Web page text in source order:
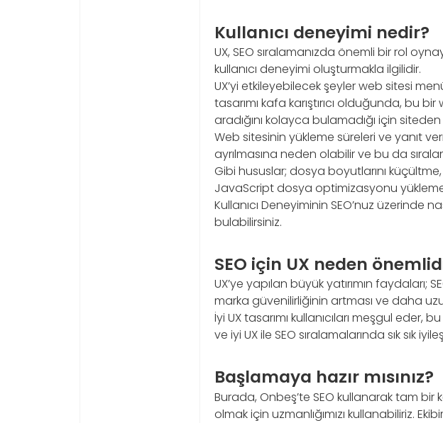
Kullanıcı deneyimi nedir?
UX, SEO sıralamanızda önemli bir rol
kullanıcı deneyimi oluşturmakla ilgilidir.
UX’yi etkileyebilecek şeyler web sitesi
tasarımı kafa karıştırıcı olduğunda, bu
aradığını kolayca bulamadığı için
Web sitesinin yükleme süreleri ve yanıt
ayrılmasına neden olabilir ve bu da
Gibi hususlar; dosya boyutlarını
JavaScript dosya optimizasyonu yükleme
Kullanıcı Deneyiminin SEO’nuz üzerinde
bulabilirsiniz.
SEO için UX neden
UX’ye yapılan büyük yatırımın faydaları;
marka güvenilirliğinin artması ve daha
İyi UX tasarımı kullanıcıları meşgul eder,
ve iyi UX ile SEO sıralamalarında sık sık
Başlamaya hazır mısınız?
Burada, Onbeş’te SEO kullanarak tam bir
olmak için uzmanlığımızı kullanabiliriz.